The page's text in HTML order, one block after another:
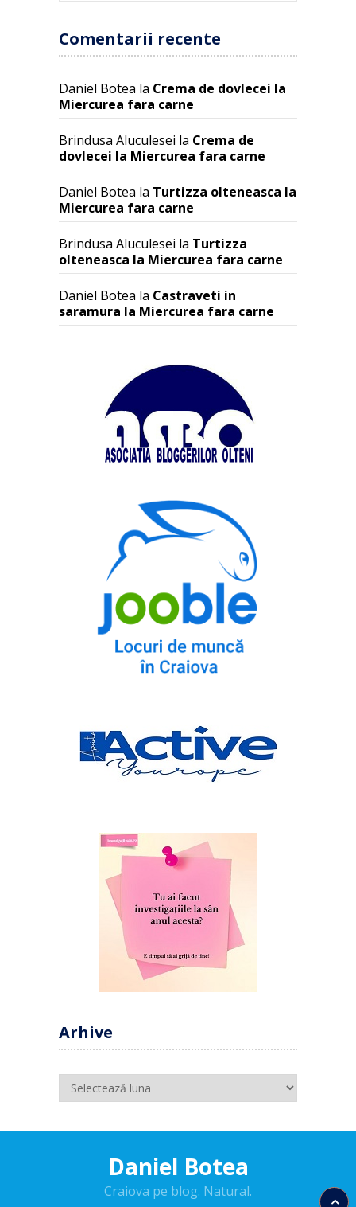
Comentarii recente
Daniel Botea la Crema de dovlecei la
Miercurea fara carne
Brindusa Aluculesei la Crema de
dovlecei la Miercurea fara carne
Daniel Botea la Turtizza olteneasca la
Miercurea fara carne
Brindusa Aluculesei la Turtizza
olteneasca la Miercurea fara carne
Daniel Botea la Castraveti in
saramura la Miercurea fara carne
Arhive
Arhive
Daniel Botea
Craiova pe blog. Natural.